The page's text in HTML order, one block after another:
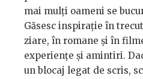
mai mulți oameni se
Găsesc inspirație în
ziare, în romane și în
experiențe și amintiri.
un blocaj legat de scris,